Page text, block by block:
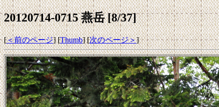
20120714-0715 燕岳 [8/37]
[＜前のページ] [Thumb] [次のページ＞]